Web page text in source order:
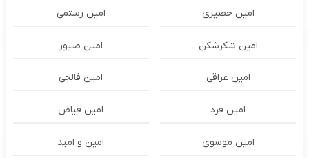
امین حصیری امین رستمی
امین شکرشکن امین صبور
امین عراقی امین فالجی
امین فرد امین فیاض
امین موسوی امین و امید